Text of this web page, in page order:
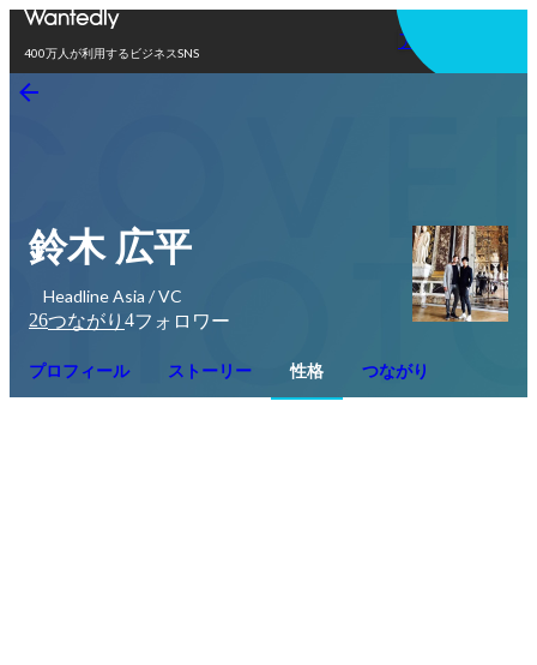
400万人が利用するビジネスSNS
アプリを使う
鈴木 広平
Headline Asia / VC
26つながり 4フォロワー
プロフィール ストーリー 性格 つながり